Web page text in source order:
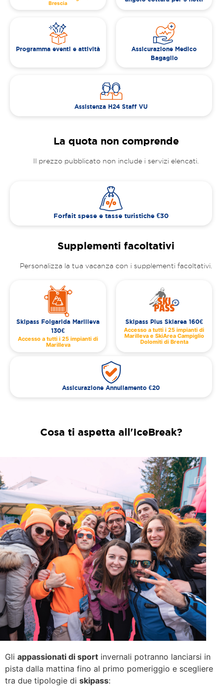
Brescia
Programma eventi e attività
Assicurazione Medico
Bagaglio
Assistenza H24 Staff VU
La quota non comprende
Il prezzo pubblicato non include i servizi elencati.
Forfait spese e tasse turistiche €30
Supplementi facoltativi
Personalizza la tua vacanza con i supplementi facoltativi.
Skipass Folgarida Marilleva
130€
Accesso a tutti i 25 impianti di
Marilleva
Skipass Plus Skiarea 160€
Accesso a tutti i 25 impianti di
Marilleva e SkiArea Campiglio
Dolomiti di Brenta
Assicurazione Annullamento €20
Cosa ti aspetta all'IceBreak?
Gli appassionati di sport invernali potranno lanciarsi in
pista dalla mattina fino al primo pomeriggio e scegliere
tra due tipologie di skipass: